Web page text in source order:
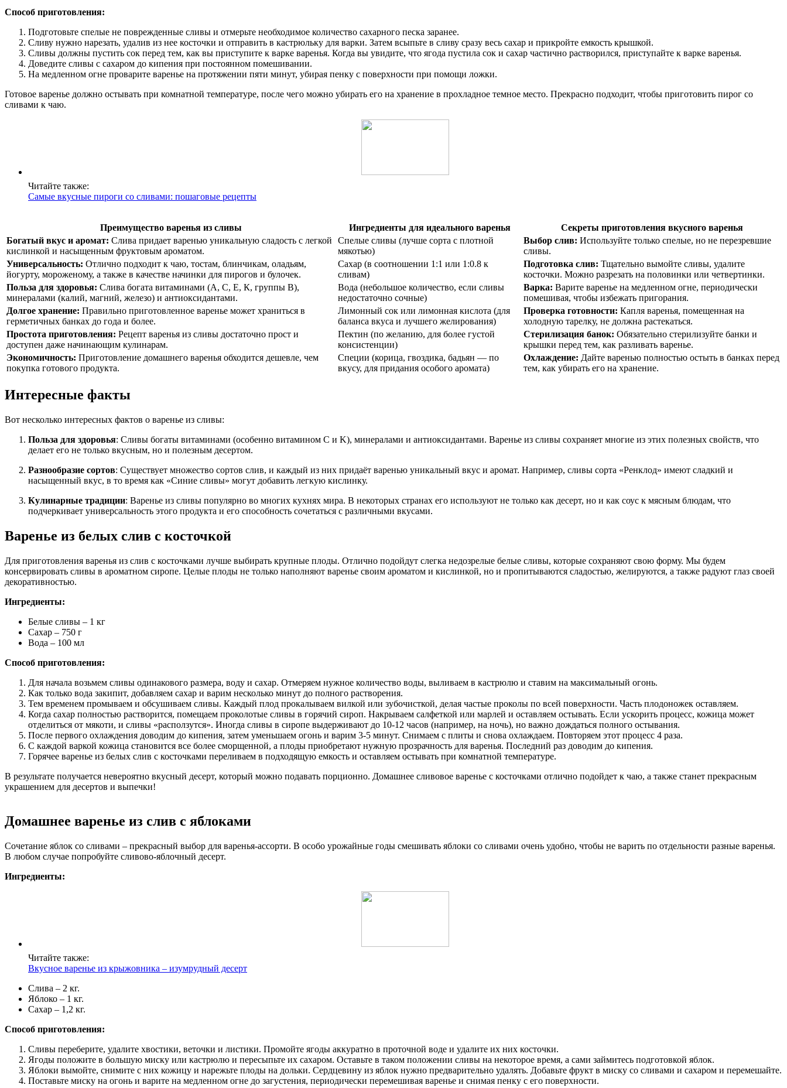
Способ приготовления:
Подготовьте спелые не поврежденные сливы и отмерьте необходимое количество сахарного песка заранее.
Сливу нужно нарезать, удалив из нее косточки и отправить в кастрюльку для варки. Затем всыпьте в сливу сразу весь сахар и прикройте емкость крышкой.
Сливы должны пустить сок перед тем, как вы приступите к варке варенья. Когда вы увидите, что ягода пустила сок и сахар частично растворился, приступайте к варке варенья.
Доведите сливы с сахаром до кипения при постоянном помешивании.
На медленном огне проварите варенье на протяжении пяти минут, убирая пенку с поверхности при помощи ложки.
Готовое варенье должно остывать при комнатной температуре, после чего можно убирать его на хранение в прохладное темное место. Прекрасно подходит, чтобы приготовить пирог со
сливами к чаю.
Читайте также:
Самые вкусные пироги со сливами: пошаговые рецепты
Преимущество варенья из сливы Ингредиенты для идеального варенья
Секреты приготовления вкусного варенья
Богатый вкус и аромат: Слива придает варенью уникальную сладость с легкой
кислинкой и насыщенным фруктовым ароматом.
Спелые сливы (лучше сорта с плотной
мякотью)
Выбор слив: Используйте только спелые, но не перезревшие
сливы.
Универсальность: Отлично подходит к чаю, тостам, блинчикам, оладьям,
йогурту, мороженому, а также в качестве начинки для пирогов и булочек.
Сахар (в соотношении 1:1 или 1:0.8 к
сливам)
Подготовка слив: Тщательно вымойте сливы, удалите
косточки. Можно разрезать на половинки или четвертинки.
Польза для здоровья: Слива богата витаминами (А, С, Е, К, группы В),
минералами (калий, магний, железо) и антиоксидантами.
Вода (небольшое количество, если сливы
недостаточно сочные)
Варка: Варите варенье на медленном огне, периодически
помешивая, чтобы избежать пригорания.
Долгое хранение: Правильно приготовленное варенье может храниться в
герметичных банках до года и более.
Лимонный сок или лимонная кислота (для
баланса вкуса и лучшего желирования)
Проверка готовности: Капля варенья, помещенная на
холодную тарелку, не должна растекаться.
Простота приготовления: Рецепт варенья из сливы достаточно прост и
доступен даже начинающим кулинарам.
Пектин (по желанию, для более густой
консистенции)
Стерилизация банок: Обязательно стерилизуйте банки и
крышки перед тем, как разливать варенье.
Экономичность: Приготовление домашнего варенья обходится дешевле, чем
покупка готового продукта.
Специи (корица, гвоздика, бадьян — по
вкусу, для придания особого аромата)
Охлаждение: Дайте варенью полностью остыть в банках перед
тем, как убирать его на хранение.
Интересные факты
Вот несколько интересных фактов о варенье из сливы:
Польза для здоровья: Сливы богаты витаминами (особенно витамином C и K), минералами и антиоксидантами. Варенье из сливы сохраняет многие из этих полезных свойств, что
делает его не только вкусным, но и полезным десертом.
Разнообразие сортов: Существует множество сортов слив, и каждый из них придаёт варенью уникальный вкус и аромат. Например, сливы сорта «Ренклод» имеют сладкий и
насыщенный вкус, в то время как «Синие сливы» могут добавить легкую кислинку.
Кулинарные традиции: Варенье из сливы популярно во многих кухнях мира. В некоторых странах его используют не только как десерт, но и как соус к мясным блюдам, что
подчеркивает универсальность этого продукта и его способность сочетаться с различными вкусами.
Варенье из белых слив с косточкой
Для приготовления варенья из слив с косточками лучше выбирать крупные плоды. Отлично подойдут слегка недозрелые белые сливы, которые сохраняют свою форму. Мы будем
консервировать сливы в ароматном сиропе. Целые плоды не только наполняют варенье своим ароматом и кислинкой, но и пропитываются сладостью, желируются, а также радуют глаз своей
декоративностью.
Ингредиенты:
Белые сливы – 1 кг
Сахар – 750 г
Вода – 100 мл
Способ приготовления:
Для начала возьмем сливы одинакового размера, воду и сахар. Отмеряем нужное количество воды, выливаем в кастрюлю и ставим на максимальный огонь.
Как только вода закипит, добавляем сахар и варим несколько минут до полного растворения.
Тем временем промываем и обсушиваем сливы. Каждый плод прокалываем вилкой или зубочисткой, делая частые проколы по всей поверхности. Часть плодоножек оставляем.
Когда сахар полностью растворится, помещаем проколотые сливы в горячий сироп. Накрываем салфеткой или марлей и оставляем остывать. Если ускорить процесс, кожица может
отделиться от мякоти, и сливы «расползутся». Иногда сливы в сиропе выдерживают до 10-12 часов (например, на ночь), но важно дождаться полного остывания.
После первого охлаждения доводим до кипения, затем уменьшаем огонь и варим 3-5 минут. Снимаем с плиты и снова охлаждаем. Повторяем этот процесс 4 раза.
С каждой варкой кожица становится все более сморщенной, а плоды приобретают нужную прозрачность для варенья. Последний раз доводим до кипения.
Горячее варенье из белых слив с косточками переливаем в подходящую емкость и оставляем остывать при комнатной температуре.
В результате получается невероятно вкусный десерт, который можно подавать порционно. Домашнее сливовое варенье с косточками отлично подойдет к чаю, а также станет прекрасным
украшением для десертов и выпечки!
Домашнее варенье из слив с яблоками
Сочетание яблок со сливами – прекрасный выбор для варенья-ассорти. В особо урожайные годы смешивать яблоки со сливами очень удобно, чтобы не варить по отдельности разные варенья.
В любом случае попробуйте сливово-яблочный десерт.
Ингредиенты:
Читайте также:
Вкусное варенье из крыжовника – изумрудный десерт
Слива – 2 кг.
Яблоко – 1 кг.
Сахар – 1,2 кг.
Способ приготовления:
Сливы переберите, удалите хвостики, веточки и листики. Промойте ягоды аккуратно в проточной воде и удалите их них косточки.
Ягоды положите в большую миску или кастрюлю и пересыпьте их сахаром. Оставьте в таком положении сливы на некоторое время, а сами займитесь подготовкой яблок.
Яблоки вымойте, снимите с них кожицу и нарежьте плоды на дольки. Сердцевину из яблок нужно предварительно удалять. Добавьте фрукт в миску со сливами и сахаром и перемешайте.
Поставьте миску на огонь и варите на медленном огне до загустения, периодически перемешивая варенье и снимая пенку с его поверхности.